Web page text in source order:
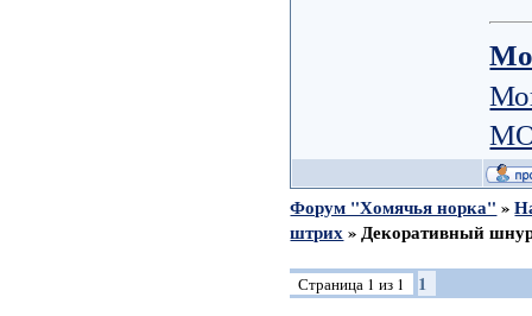
Форум "Хомячья норка" »
штрих » Декоративный
Страница 1 из 1 1